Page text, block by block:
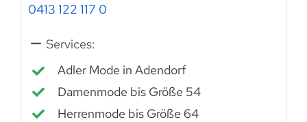
0413 122 117 0
Services:
Adler Mode in Adendorf
Damenmode bis Größe 54
Herrenmode bis Größe 64